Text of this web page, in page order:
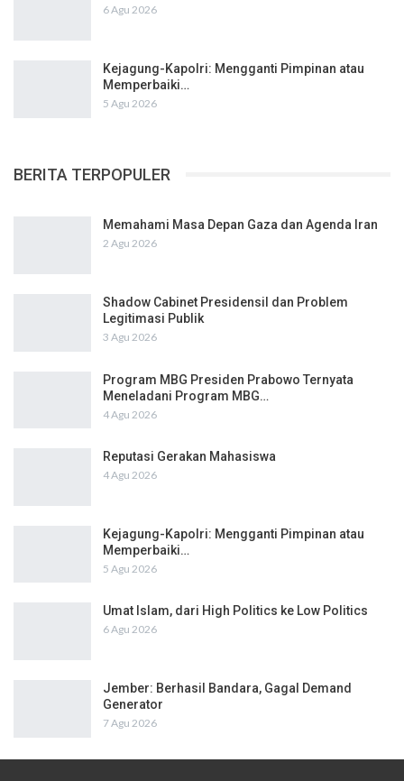
6 Agu 2026
Kejagung-Kapolri: Mengganti Pimpinan atau
Memperbaiki…
5 Agu 2026
BERITA TERPOPULER
Memahami Masa Depan Gaza dan Agenda Iran
2 Agu 2026
Shadow Cabinet Presidensil dan Problem
Legitimasi Publik
3 Agu 2026
Program MBG Presiden Prabowo Ternyata
Meneladani Program MBG…
4 Agu 2026
Reputasi Gerakan Mahasiswa
4 Agu 2026
Kejagung-Kapolri: Mengganti Pimpinan atau
Memperbaiki…
5 Agu 2026
Umat Islam, dari High Politics ke Low Politics
6 Agu 2026
Jember: Berhasil Bandara, Gagal Demand
Generator
7 Agu 2026